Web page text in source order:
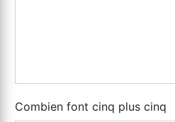
Combien font cinq plus cinq